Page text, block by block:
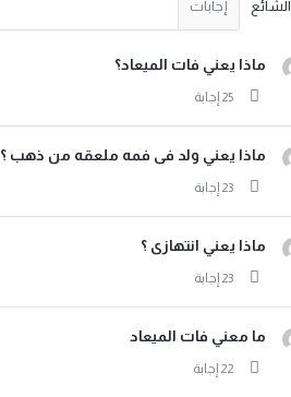
الشائع إجابات
ماذا يعني فات الميعاد؟
‏‫25 إجابة
ماذا يعني ولد فى فمه ملعقه من ذهب ؟
‏‫23 إجابة
ماذا يعني انتهازى ؟
‏‫23 إجابة
ما معني فات الميعاد
‏‫22 إجابة